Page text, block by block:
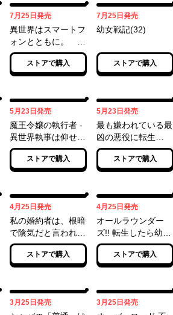
7月25日 07月25日
発売
異世界はスマートフ
ォンとともに。
（17）
ストアで購入
7月25日 07月25日
発売
幼女戦記(32)
ストアで購入
5月23日 05月23日
発売
魔王令嬢の執行者 -
異世界執事は仰せの
ままに-（３）
ストアで購入
5月23日 05月23日
発売
最も嫌われている最
凶の悪役に転生
（3）
ストアで購入
4月25日 04月25日
発売
私の婚約者は、根暗
で陰気だと言われる
闇魔術師です。好
き。 （３）
ストアで購入
4月25日 04月25日
発売
オールラウンダー
ズ!! 転生したら幼女
でした。家に居づら
いのでおっさんと冒
険に出ます （３）
ストアで購入
3月25日 03月25日
発売 3月25日 03月25日
発売